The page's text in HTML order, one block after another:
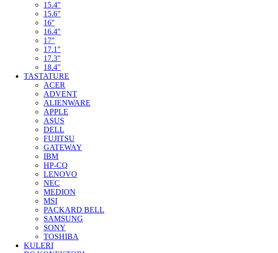
15.4"
15.6"
16"
16.4"
17"
17.1"
17.3"
18.4"
TASTATURE
ACER
ADVENT
ALIENWARE
APPLE
ASUS
DELL
FUJITSU
GATEWAY
IBM
HP-CQ
LENOVO
NEC
MEDION
MSI
PACKARD BELL
SAMSUNG
SONY
TOSHIBA
KULERI